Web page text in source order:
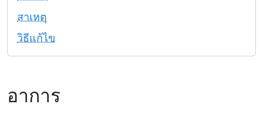
สาเหตุ
วิธีแก้ไข
อาการ